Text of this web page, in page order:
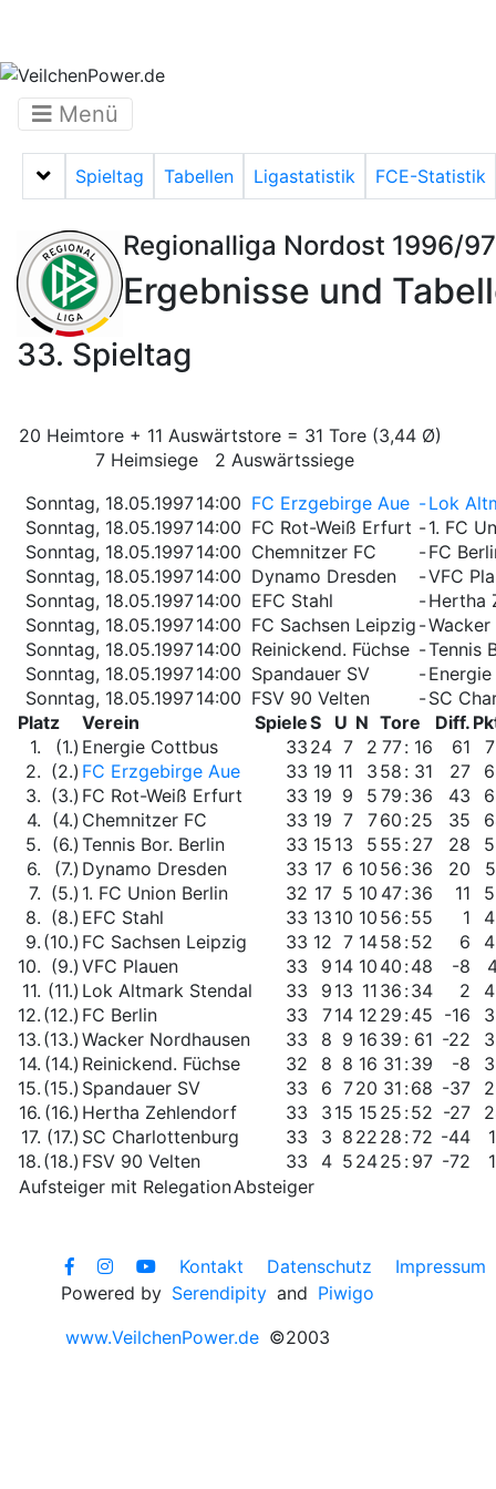
Menü
Menü auf-/zuklappen
Spieltag Tabellen Ligastatistik FCE-Statistik
Regionalliga Nordost 1996/97
Ergebnisse und
33. Spieltag
20 Heimtore + 11 Auswärtstore = 31 Tore (3,44 Ø)
7 Heimsiege 2 Auswärtssiege
Sonntag, 18.05.199714:00 FC Erzgebirge Aue -Lok
Sonntag, 18.05.199714:00 FC Rot-Weiß Erfurt -1. FC
Sonntag, 18.05.199714:00 Chemnitzer FC -FC
Sonntag, 18.05.199714:00 Dynamo Dresden -VFC
Sonntag, 18.05.199714:00 EFC Stahl -Hertha
Sonntag, 18.05.199714:00 FC Sachsen Leipzig -Wacker
Sonntag, 18.05.199714:00 Reinickend. Füchse -Tennis
Sonntag, 18.05.199714:00 Spandauer SV -
Sonntag, 18.05.199714:00 FSV 90 Velten -SC
Platz
Verein SpieleS U N Tore Diff.
1.
(1.) Energie Cottbus 33 24 7 2 77: 16 61
2. (2.) FC Erzgebirge Aue 33 19 11 3 58 : 31 27
3. (3.) FC Rot-Weiß Erfurt 33 19 9 5 79 :36 43
4. (4.) Chemnitzer FC 33 19 7 760 :25 35
5. (6.) Tennis Bor. Berlin 33 15 13 5 55 : 27 28
6.
(7.) Dynamo Dresden 33 17 6 10 56 :36 20
7. (5.) 1. FC Union Berlin 32 17 5 10 47:36 11
8. (8.) EFC Stahl 33 13 10 10 56 :55 1
9. (10.) FC Sachsen Leipzig 33 12 7 1458 :52 6
10. (9.) VFC Plauen 33 9 14 10 40 :48 -8
11. (11.) Lok Altmark Stendal 33 9 13 11 36 :34 2
12. (12.) FC Berlin 33 714 12 29 :45 -16
13. (13.) Wacker Nordhausen 33 8 9 16 39 : 61 -22
14. (14.) Reinickend. Füchse 32 8 8 16 31 :39 -8
15. (15.) Spandauer SV 33 6 720 31 :68 -37
16. (16.) Hertha Zehlendorf 33 3 15 15 25 :52 -27
17. (17.) SC Charlottenburg 33 3 8 22 28 :72 -44
18. (18.) FSV 90 Velten 33 4 5 2425 : 97 -72
Aufsteiger mit RelegationAbsteiger
Kontakt Datenschutz
Impressum
Powered by Serendipity and Piwigo
www.VeilchenPower.de ©2003